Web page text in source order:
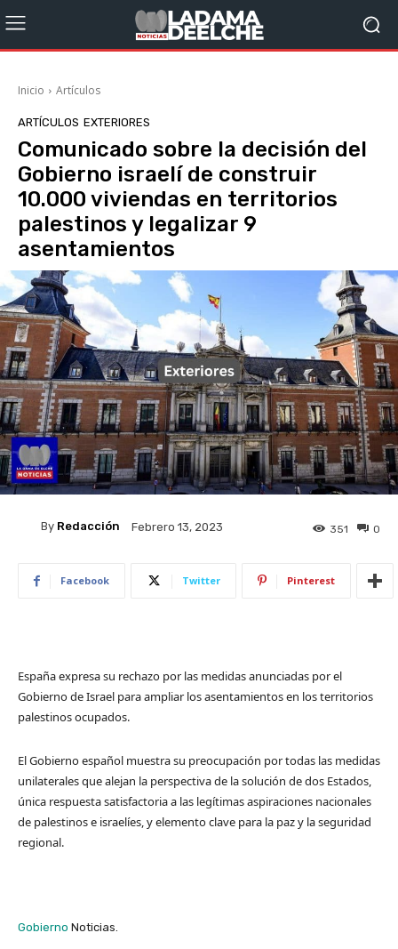
Inicio Artículos
ARTÍCULOS EXTERIORES
Comunicado sobre la decisión del
Gobierno israelí de construir
10.000 viviendas en territorios
palestinos y legalizar 9
asentamientos
By Redacción Febrero 13, 2023 0
351
Facebook Twitter Pinterest
​España expresa su rechazo por las medidas anunciadas por el
Gobierno de Israel para ampliar los asentamientos en los territorios
palestinos ocupados.
El Gobierno español muestra su preocupación por todas las medidas
unilaterales que alejan la perspectiva de la solución de dos Estados,
única respuesta satisfactoria a las legítimas aspiraciones nacionales
de palestinos e israelíes, y elemento clave para la paz y la seguridad
regional.
Gobierno Noticias.